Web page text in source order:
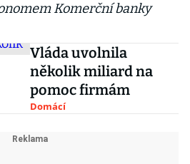
Komerční banky
Vláda uvolnila
několik miliard na
pomoc firmám
Domácí